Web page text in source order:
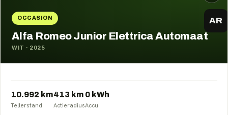
OCCASION AR
Alfa Romeo Junior Elettrica Automaat
WIT · 2025
10.992 km
Tellerstand
413 km
Actieradius
0 kWh
Accu